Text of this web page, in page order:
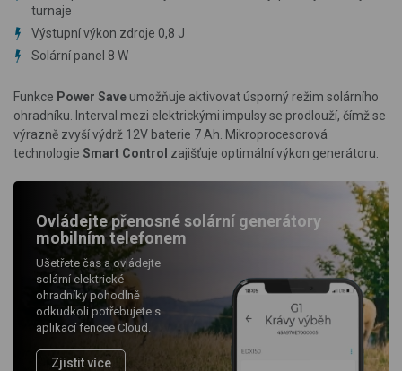
turnaje
Výstupní výkon zdroje 0,8 J
Solární panel 8 W
Funkce Power Save umožňuje aktivovat úsporný režim solárního
ohradníku . Interval mezi elektrickými impulsy se prodlouží, čímž se
výrazně zvyší výdrž 12V baterie 7 Ah. Mikroprocesorová
technologie Smart Control zajišťuje optimální výkon generátoru.
Ovládejte přenosné solární generátory
mobilním telefonem
Ušetřete čas a ovládejte
solární elektrické
ohradníky pohodlně
odkudkoli potřebujete s
aplikací fencee Cloud.
Zjistit více